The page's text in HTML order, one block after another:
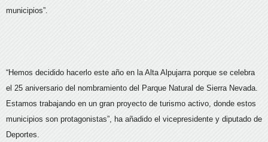
municipios”.
“Hemos decidido hacerlo este año en la Alta Alpujarra porque se celebra
el 25 aniversario del nombramiento del Parque Natural de Sierra Nevada.
Estamos trabajando en un gran proyecto de turismo activo, donde estos
municipios son protagonistas”, ha añadido el vicepresidente y diputado de
Deportes.